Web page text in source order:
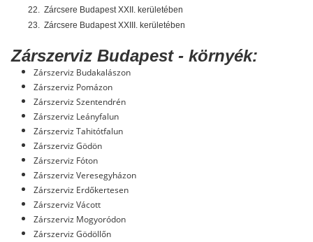
22. Zárcsere Budapest XXII. kerületében
23. Zárcsere Budapest XXIII. kerületében
Zárszerviz Budapest - környék:
Zárszerviz Budakalászon
Zárszerviz Pomázon
Zárszerviz Szentendrén
Zárszerviz Leányfalun
Zárszerviz Tahitótfalun
Zárszerviz Gödön
Zárszerviz Fóton
Zárszerviz Veresegyházon
Zárszerviz Erdőkertesen
Zárszerviz Vácott
Zárszerviz Mogyoródon
Zárszerviz Gödöllőn